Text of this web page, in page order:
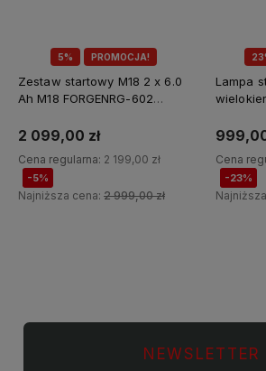
5% PROMOCJA!
Zestaw startowy M18 2 x 6.0
Ah M18 FORGENRG-602
2 099,00 zł
Cena regularna: 2 199,00 zł
-5%
Najniższa cena: 2 999,00 zł
Lampa
Cena
-23%
NEWSLETTER